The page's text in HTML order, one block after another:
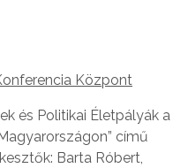
Központ
és Politikai Életpályák a
című
Barta Róbert,